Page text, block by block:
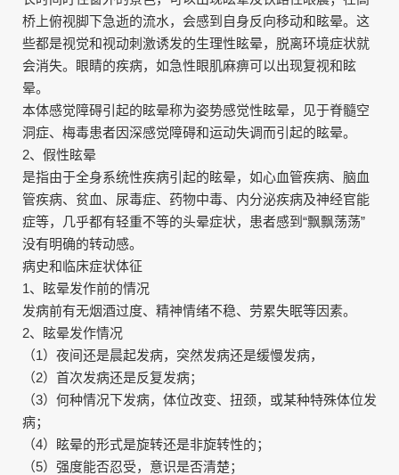
桥上俯视脚下急逝的流水，会感到自身反向移动和眩晕。这
些都是视觉和视动刺激诱发的生理性眩晕，脱离环境症状就
会消失。眼睛的疾病，如急性眼肌麻痹可以出现复视和眩
晕。
本体感觉障碍引起的眩晕称为姿势感觉性眩晕，见于脊髓空
洞症、梅毒患者因深感觉障碍和运动失调而引起的眩晕。
2、假性眩晕
是指由于全身系统性疾病引起的眩晕，如心血管疾病、脑血
管疾病、贫血、尿毒症、药物中毒、内分泌疾病及神经官能
症等，几乎都有轻重不等的头晕症状，患者感到“飘飘荡荡”
没有明确的转动感。
病史和临床症状体征
1、眩晕发作前的情况
发病前有无烟酒过度、精神情绪不稳、劳累失眠等因素。
2、眩晕发作情况
（1）夜间还是晨起发病，突然发病还是缓慢发病，
（2）首次发病还是反复发病；
（3）何种情况下发病，体位改变、扭颈，或某种特殊体位发
病；
（4）眩晕的形式是旋转还是非旋转性的；
（5）强度能否忍受，意识是否清楚；